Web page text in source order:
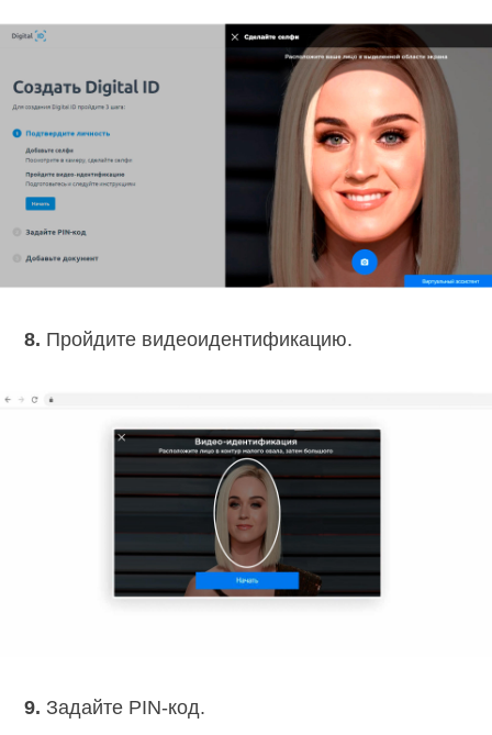
8. Пройдите видеоидентификацию.
9. Задайте PIN-код.